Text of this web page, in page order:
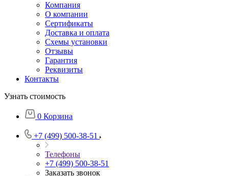
Компания
О компании
Сертификаты
Доставка и оплата
Схемы установки
Отзывы
Гарантия
Реквизиты
Контакты
Узнать стоимость
0 Корзина
+7 (499) 500-38-51
Телефоны
+7 (499) 500-38-51
Заказать звонок